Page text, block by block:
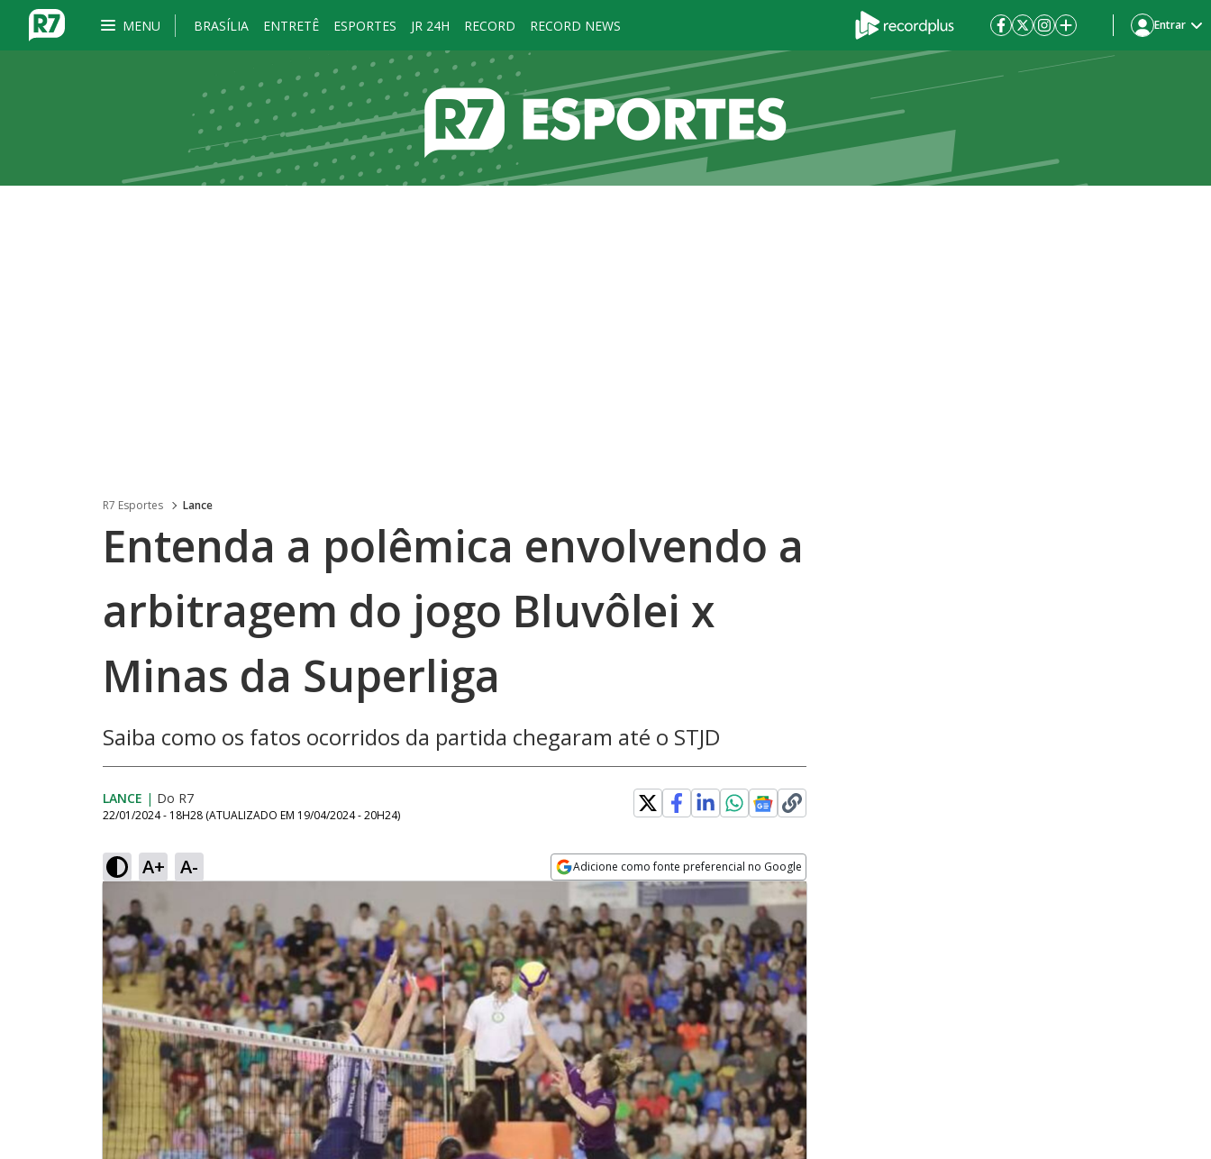
MENU BRASÍLIA ENTRETÊ ESPORTES JR 24H RECORD RECORD NEWS Entrar
R7 Esportes Lance
Entenda a polêmica envolvendo a
arbitragem do jogo Bluvôlei x
Minas da Superliga
Saiba como os fatos ocorridos da partida chegaram até o STJD
LANCE | Do R7
22/01/2024 - 18H28 (ATUALIZADO EM 19/04/2024 - 20H24)
A+ A- Adicione como fonte preferencial no Google
Opens in new window